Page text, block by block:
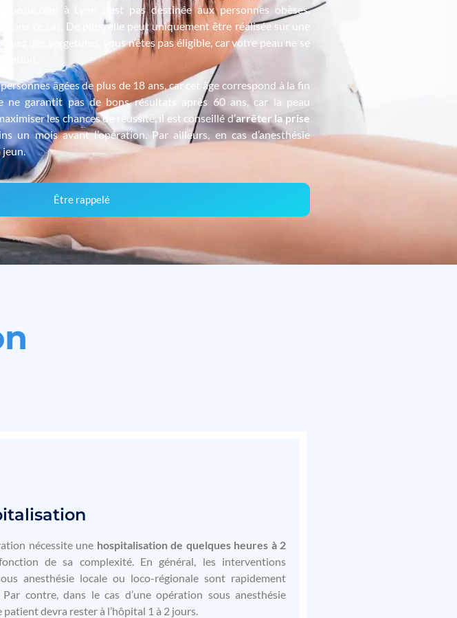
à Lyon n’est pas destinée aux personnes obèses.
dans ce cas. De plus, elle peut uniquement être réalisée sur une
avez des vergetures, vous n’êtes pas éligible, car votre peau ne se
âgées de plus de 18 ans, car cet âge correspond à la fin
ne garantit pas de bons résultats après 60 ans, car la peau
les chances de réussite, il est conseillé d’arrêter la prise
un mois avant l’opération. Par ailleurs, en cas d’anesthésie
jeun.
Être rappelé
n
nécessite une hospitalisation de quelques heures à 2
de sa complexité. En général, les interventions
anesthésie locale ou loco-régionale sont rapidement
Par contre, dans le cas d’une opération sous anesthésie
patient devra rester à l’hôpital 1 à 2 jours.